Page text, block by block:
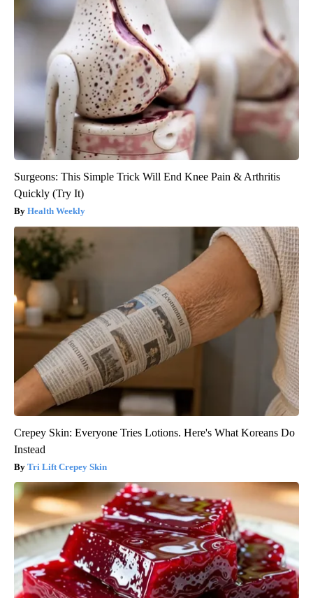
Surgeons: This Simple Trick Will End Knee Pain & Arthritis
Quickly (Try It)
Health Weekly
Crepey Skin: Everyone Tries Lotions. Here's What Koreans Do
Instead
Tri Lift Crepey Skin